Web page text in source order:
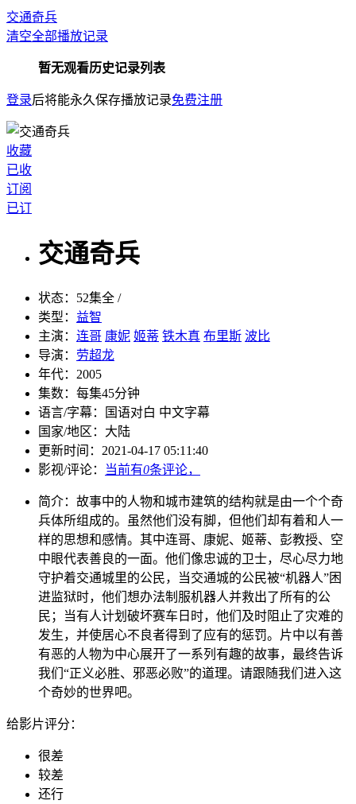
交通奇兵
清空全部播放记录
暂无观看历史记录列表
登录后将能永久保存播放记录免费注册
收藏
已收
订阅
已订
交通奇兵
状态： 52集全 /
类型： 益智
主演： 连哥 康妮 姬蒂 铁木真 布里斯 波比
导演： 劳超龙
年代： 2005
集数： 每集45分钟
语言/字幕：
国语对白 中文字幕
国家/地区： 大陆
更新时间： 2021-04-17 05:11:40
影视/评论：
当前有0条评论，
简介： 故事中的人物和城市建筑的结构就是由一个个奇
兵体所组成的。虽然他们没有脚，但他们却有着和人一
样的思想和感情。其中连哥、康妮、姬蒂、彭教授、空
中眼代表善良的一面。他们像忠诚的卫士，尽心尽力地
守护着交通城里的公民，当交通城的公民被“机器人”困
进监狱时，他们想办法制服机器人并救出了所有的公
民；当有人计划破坏赛车日时，他们及时阻止了灾难的
发生，并使居心不良者得到了应有的惩罚。片中以有善
有恶的人物为中心展开了一系列有趣的故事，最终告诉
我们“正义必胜、邪恶必败”的道理。请跟随我们进入这
个奇妙的世界吧。
给影片评分：
很差
较差
还行